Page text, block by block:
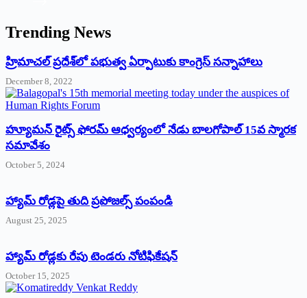
Trending News
‌హ్రిమాచల్‌ ‌ప్రదేశ్‌లో పభుత్వ ఏర్పాటుకు కాంగ్రెస్‌ ‌సన్నాహాలు
December 8, 2022
హ్యూమన్‌ రైట్స్‌ ఫోరమ్‌ ఆధ్వర్యంలో నేడు బాలగోపాల్‌ 15వ స్మారక
సమావేశం
October 5, 2024
హ్యామ్‌ రోడ్లపై తుది ప్రపోజల్స్‌ పంపండి
August 25, 2025
హ్యామ్‌ రోడ్లకు రేపు టెండరు నోటిఫికేషన్‌
October 15, 2025